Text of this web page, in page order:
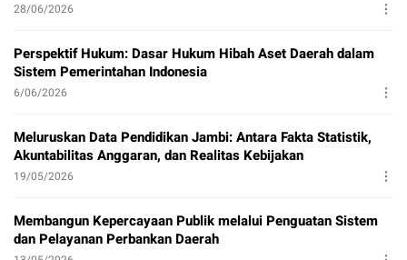
28/06/2026
Perspektif Hukum: Dasar Hukum Hibah Aset Daerah dalam
Sistem Pemerintahan Indonesia
6/06/2026
Meluruskan Data Pendidikan Jambi: Antara Fakta Statistik,
Akuntabilitas Anggaran, dan Realitas Kebijakan
19/05/2026
Membangun Kepercayaan Publik melalui Penguatan Sistem
dan Pelayanan Perbankan Daerah